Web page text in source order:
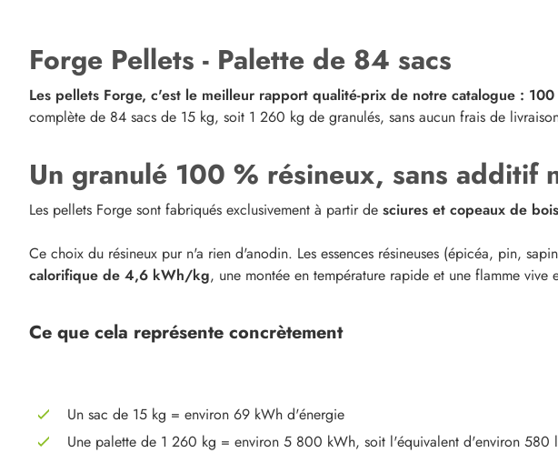
Forge Pellets - Palette de 84 sacs
Les pellets Forge, c'est le meilleur rapport qualité-prix de notre catalogue :
complète de 84 sacs de 15 kg, soit 1 260 kg de granulés, sans aucun frais de
Un granulé 100 % résineux, sans additif
Les pellets Forge sont fabriqués exclusivement à partir de sciures et copeaux de
Ce choix du résineux pur n'a rien d'anodin. Les essences résineuses (épicéa, pin,
calorifique de 4,6 kWh/kg, une montée en température rapide et une flamme vive
Ce que cela représente concrètement
Un sac de 15 kg = environ 69 kWh d'énergie
Une palette de 1 260 kg = environ 5 800 kWh, soit l'équivalent d'environ 580